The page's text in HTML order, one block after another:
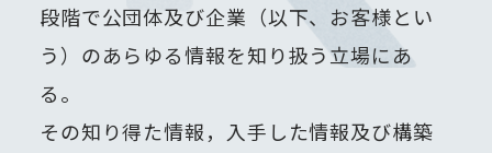
段階で公団体及び企業（以下、お客様とい
う）のあらゆる情報を知り扱う立場にあ
る。
その知り得た情報，入手した情報及び構築